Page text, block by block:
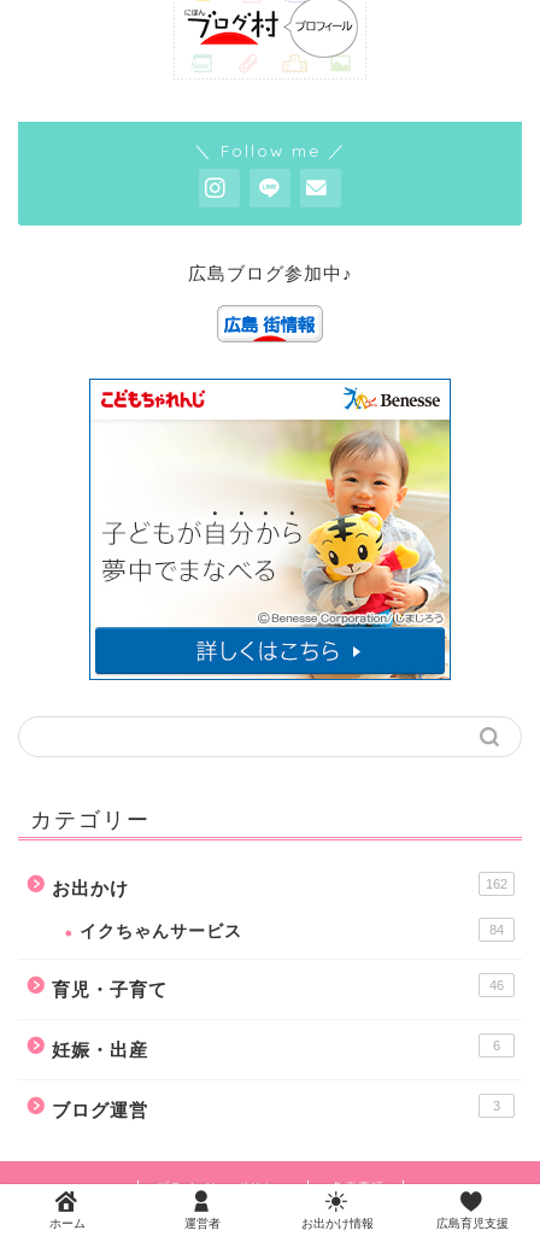
＼ Follow me ／
広島ブログ参加中♪
カテゴリー
お出かけ 162
イクちゃんサービス 84
育児・子育て 46
妊娠・出産 6
ブログ運営 3
プライバシーポリシー 免責事項
2019–2026 広島育児.COM
ホーム 運営者 お出かけ情報 広島育児支援